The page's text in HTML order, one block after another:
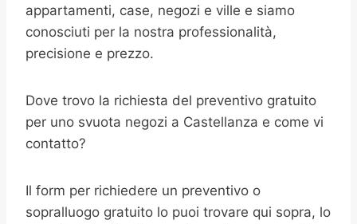
appartamenti, case, negozi e ville e siamo
conosciuti per la nostra professionalità,
precisione e prezzo.
Dove trovo la richiesta del preventivo gratuito
per uno svuota negozi a Castellanza e come vi
contatto?
Il form per richiedere un preventivo o
sopralluogo gratuito lo puoi trovare qui sopra, lo